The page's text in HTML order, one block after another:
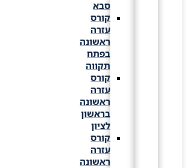
קורס
עזרה
ראשונה
בפתח
תקווה
קורס
עזרה
ראשונה
בראשון
קורס
עזרה
ראשונה